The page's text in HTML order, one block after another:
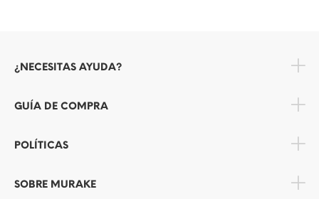
¿NECESITAS AYUDA?
GUÍA DE COMPRA
POLÍTICAS
SOBRE MURAKE